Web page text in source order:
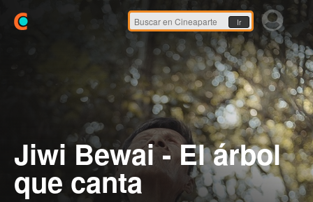
Ir
Jiwi Bewai - El árbol
que canta